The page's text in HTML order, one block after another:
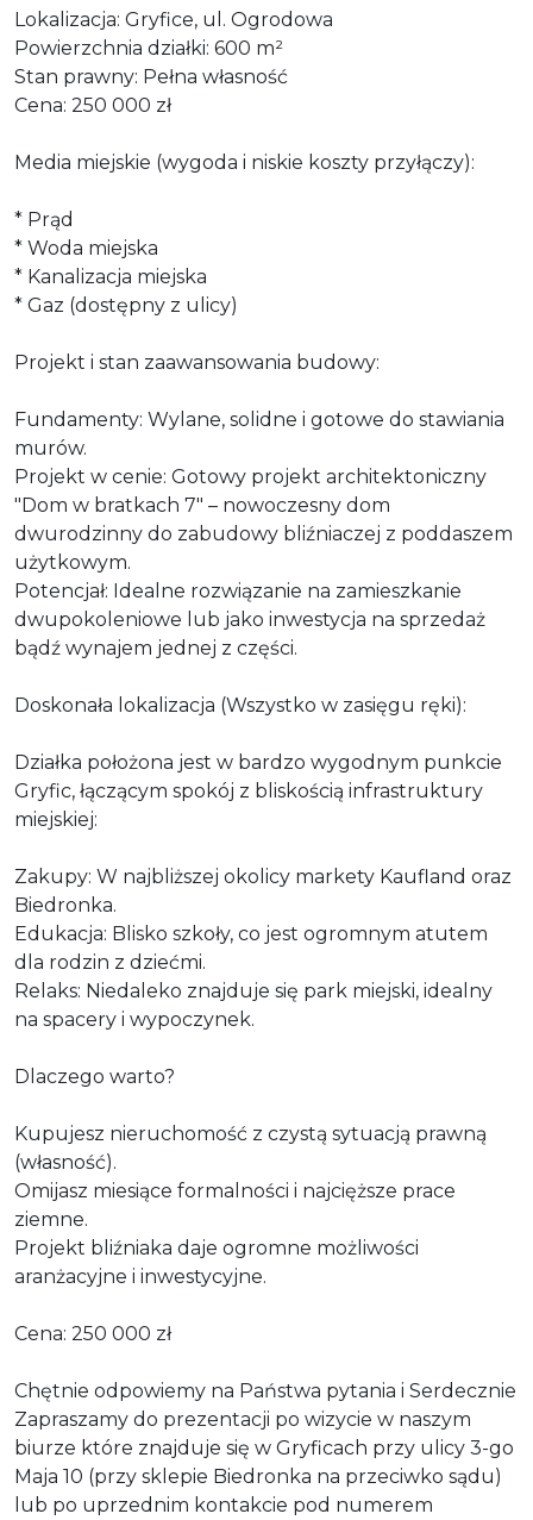
Lokalizacja: Gryfice, ul. Ogrodowa
Powierzchnia działki: 600 m²
Stan prawny: Pełna własność
Cena: 250 000 zł
Media miejskie (wygoda i niskie koszty przyłączy):
* Prąd
* Woda miejska
* Kanalizacja miejska
* Gaz (dostępny z ulicy)
Projekt i stan zaawansowania budowy:
Fundamenty: Wylane, solidne i gotowe do stawiania
murów.
Projekt w cenie: Gotowy projekt architektoniczny
"Dom w bratkach 7" – nowoczesny dom
dwurodzinny do zabudowy bliźniaczej z poddaszem
użytkowym.
Potencjał: Idealne rozwiązanie na zamieszkanie
dwupokoleniowe lub jako inwestycja na sprzedaż
bądź wynajem jednej z części.
Doskonała lokalizacja (Wszystko w zasięgu ręki):
Działka położona jest w bardzo wygodnym punkcie
Gryfic, łączącym spokój z bliskością infrastruktury
miejskiej:
Zakupy: W najbliższej okolicy markety Kaufland oraz
Biedronka.
Edukacja: Blisko szkoły, co jest ogromnym atutem
dla rodzin z dziećmi.
Relaks: Niedaleko znajduje się park miejski, idealny
na spacery i wypoczynek.
Dlaczego warto?
Kupujesz nieruchomość z czystą sytuacją prawną
(własność).
Omijasz miesiące formalności i najcięższe prace
ziemne.
Projekt bliźniaka daje ogromne możliwości
aranżacyjne i inwestycyjne.
Cena: 250 000 zł
Chętnie odpowiemy na Państwa pytania i Serdecznie
Zapraszamy do prezentacji po wizycie w naszym
biurze które znajduje się w Gryficach przy ulicy 3-go
Maja 10 (przy sklepie Biedronka na przeciwko sądu)
lub po uprzednim kontakcie pod numerem